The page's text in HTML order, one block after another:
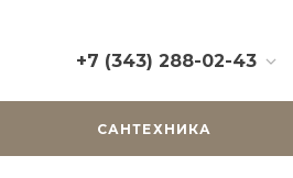
+7 (343) 288-02-43
г. Екатеринбург, ул.
Горького, д. 51
САНТЕХНИКА